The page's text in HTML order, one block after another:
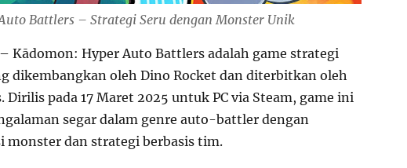
Battlers – Strategi Seru dengan Monster Unik
Kādomon: Hyper Auto Battlers adalah game strategi
dikembangkan oleh Dino Rocket dan diterbitkan oleh
Dirilis pada 17 Maret 2025 untuk PC via Steam, game ini
segar dalam genre auto-battler dengan
monster dan strategi berbasis tim.